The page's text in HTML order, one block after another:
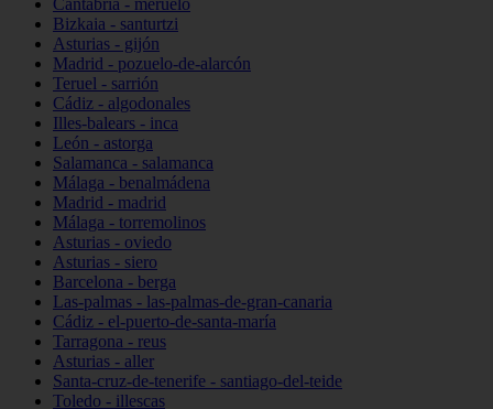
Cantabria - meruelo
Bizkaia - santurtzi
Asturias - gijón
Madrid - pozuelo-de-alarcón
Teruel - sarrión
Cádiz - algodonales
Illes-balears - inca
León - astorga
Salamanca - salamanca
Málaga - benalmádena
Madrid - madrid
Málaga - torremolinos
Asturias - oviedo
Asturias - siero
Barcelona - berga
Las-palmas - las-palmas-de-gran-canaria
Cádiz - el-puerto-de-santa-maría
Tarragona - reus
Asturias - aller
Santa-cruz-de-tenerife - santiago-del-teide
Toledo - illescas